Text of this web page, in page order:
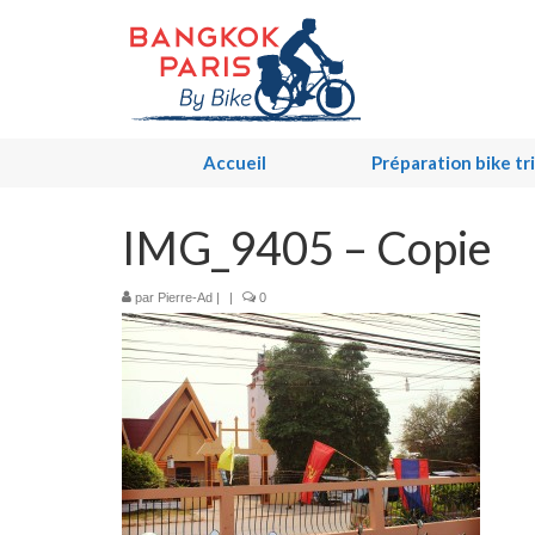
Accueil Préparation bike
IMG_9405 – Copie
par Pierre-Ad | | 0